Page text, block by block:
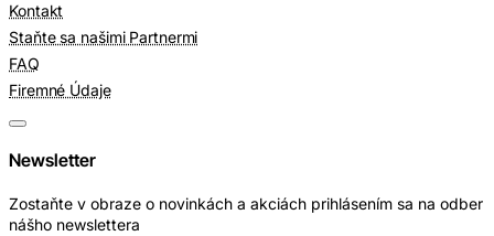
Kontakt
Staňte sa našimi Partnermi
FAQ
Firemné Údaje
Newsletter
Zostaňte v obraze o novinkách a akciách prihlásením sa na odber
nášho newslettera